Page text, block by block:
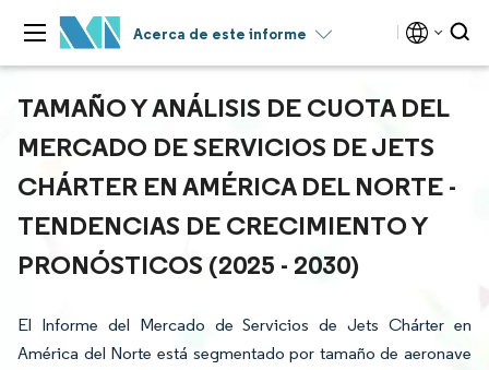
Acerca de este informe
TAMAÑO Y ANÁLISIS DE CUOTA DEL
MERCADO DE SERVICIOS DE JETS
CHÁRTER EN AMÉRICA DEL NORTE -
TENDENCIAS DE CRECIMIENTO Y
PRONÓSTICOS (2025 - 2030)
El Informe del Mercado de Servicios de Jets Chárter en
América del Norte está segmentado por tamaño de aeronave